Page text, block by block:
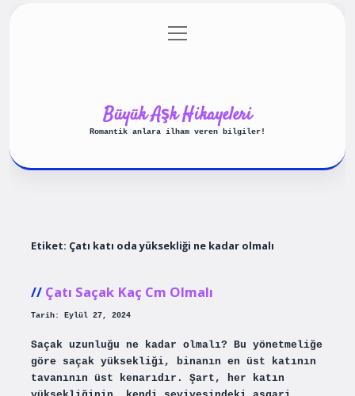
Gizlilik Politikası
menüyü
aç
Büyük Aşk Hikayeleri
Romantik anlara ilham veren bilgiler!
Etiket: Çatı katı oda yüksekliği ne kadar olmalı
Çatı Saçak Kaç Cm Olmalı
Tarih: Eylül 27, 2024
Saçak uzunluğu ne kadar olmalı? Bu yönetmeliğe
göre saçak yüksekliği, binanın en üst katının
tavanının üst kenarıdır. Şart, her katın